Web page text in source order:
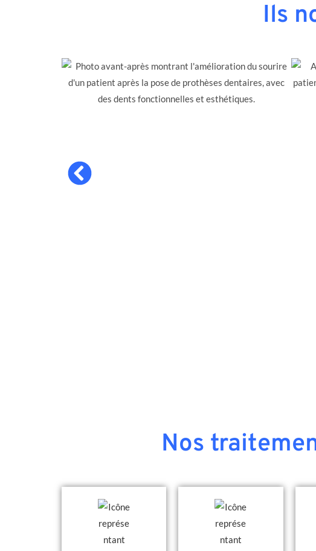
Ils
Nos